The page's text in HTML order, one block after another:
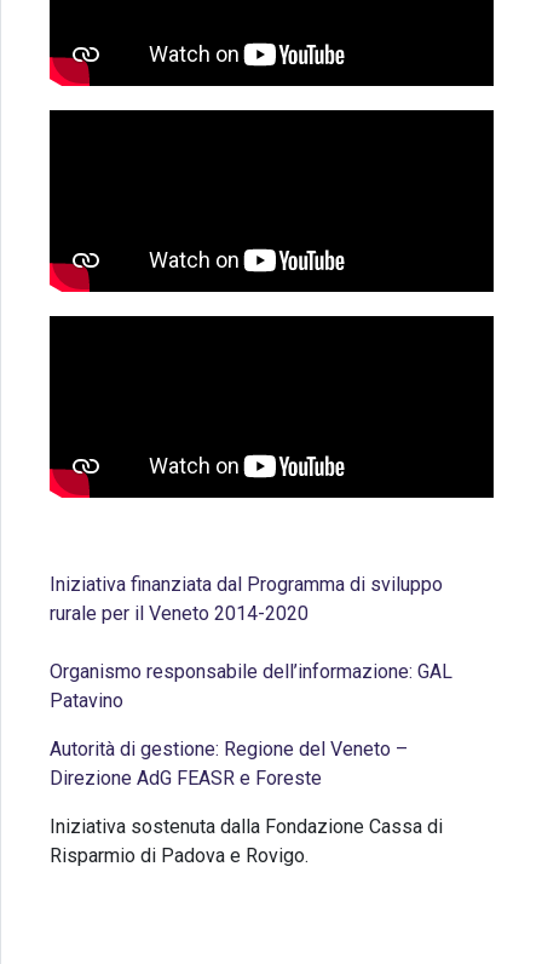
Iniziativa finanziata dal Programma di sviluppo
rurale per il Veneto 2014-2020
Organismo responsabile dell’informazione: GAL
Patavino
Autorità di gestione: Regione del Veneto –
Direzione AdG FEASR e Foreste
Iniziativa sostenuta dalla Fondazione Cassa di
Risparmio di Padova e Rovigo.